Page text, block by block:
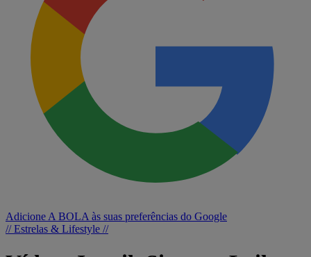
Adicione A BOLA às suas preferências do Google
// Estrelas & Lifestyle //